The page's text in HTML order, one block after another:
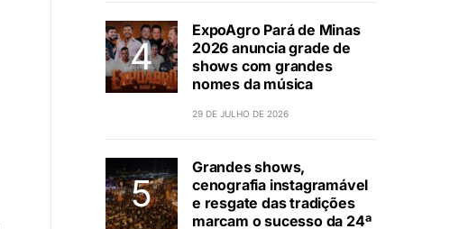
ExpoAgro Pará de Minas
2026 anuncia grade de
shows com grandes
nomes da música
29 DE JULHO DE 2026
Grandes shows,
cenografia instagramável
e resgate das tradições
marcam o sucesso da 24ª